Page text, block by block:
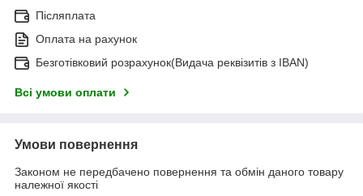
Післяплата
Оплата на рахунок
Безготівковий розрахунок(Видача реквізитів з IBAN)
Всі умови оплати
Умови повернення
Законом не передбачено повернення та обмін даного товару
належної якості